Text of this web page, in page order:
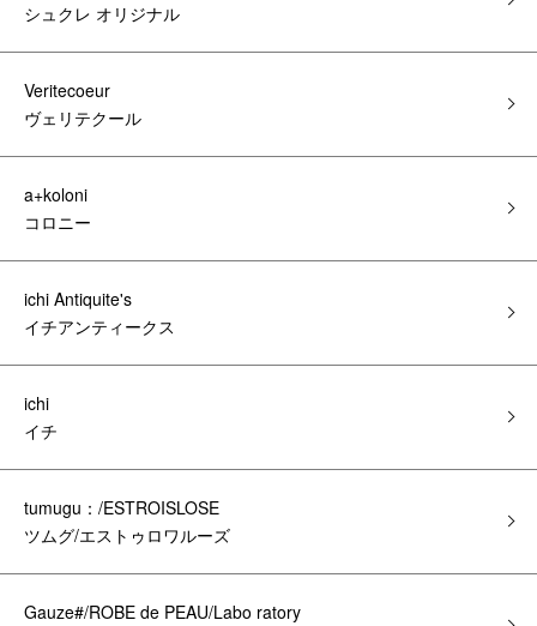
シュクレ オリジナル
Veritecoeur
ヴェリテクール
a+koloni
コロニー
ichi Antiquite's
イチアンティークス
ichi
イチ
tumugu：/ESTROISLOSE
ツムグ/エストゥロワルーズ
Gauze#/ROBE de PEAU/Labo ratory